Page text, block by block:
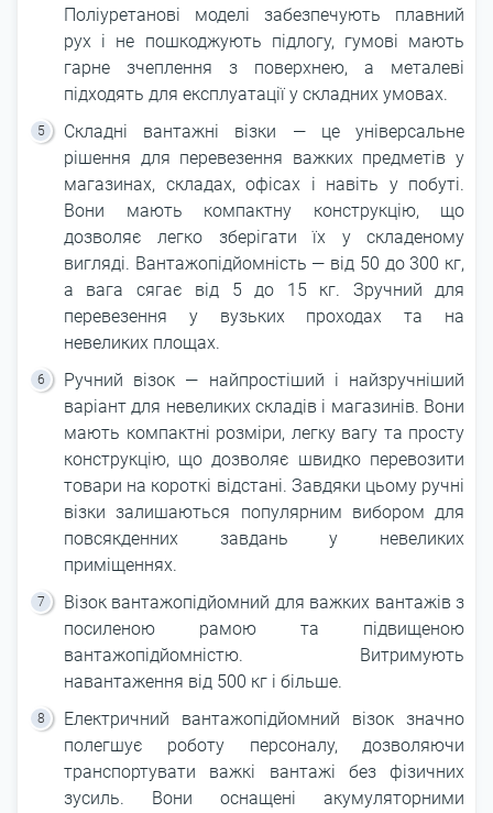
Поліуретанові моделі забезпечують плавний
рух і не пошкоджують підлогу, гумові мають
гарне зчеплення з поверхнею, а металеві
підходять для експлуатації у складних умовах.
Складні вантажні візки ― це універсальне
рішення для перевезення важких предметів у
магазинах, складах, офісах і навіть у побуті.
Вони мають компактну конструкцію, що
дозволяє легко зберігати їх у складеному
вигляді. Вантажопідйомність ― від 50 до 300 кг,
а вага сягає від 5 до 15 кг. Зручний для
перевезення у вузьких проходах та на
невеликих площах.
Ручний візок ― найпростіший і найзручніший
варіант для невеликих складів і магазинів. Вони
мають компактні розміри, легку вагу та просту
конструкцію, що дозволяє швидко перевозити
товари на короткі відстані. Завдяки цьому ручні
візки залишаються популярним вибором для
повсякденних завдань у невеликих
приміщеннях.
Візок вантажопідйомний для важких вантажів з
посиленою рамою та підвищеною
вантажопідйомністю. Витримують
навантаження від 500 кг і більше.
Електричний вантажопідйомний візок значно
полегшує роботу персоналу, дозволяючи
транспортувати важкі вантажі без фізичних
зусиль. Вони оснащені акумуляторними